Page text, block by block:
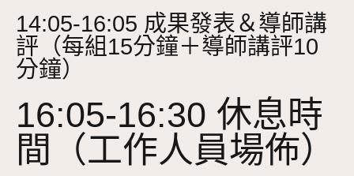
14:05-16:05 成果發表＆導師講
評（每組15分鐘＋導師講評10
分鐘）
16:05-16:30 休息時
間（工作人員場佈）